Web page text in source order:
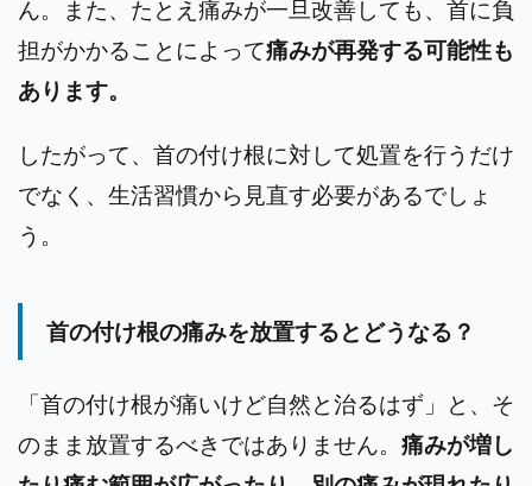
ん。
また、たとえ痛みが一旦改善しても、首に負
担がかかることによって痛みが再発する可能性も
あります。
したがって、首の付け根に対して処置を行うだけ
でなく、生活習慣から見直す必要があるでしょ
う。
首の付け根の痛みを放置するとどうなる？
「首の付け根が痛いけど自然と治るはず」と、そ
のまま放置するべきではありません。 痛みが増し